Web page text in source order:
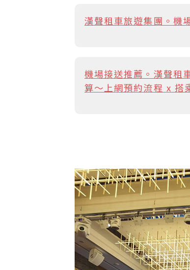
漢聲租車旅遊集團。機
機場接送推薦。漢聲租
算～上網預約流程 x 搭